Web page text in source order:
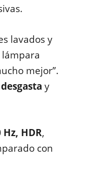
lavados y
mejor”.
y
HDR,
con